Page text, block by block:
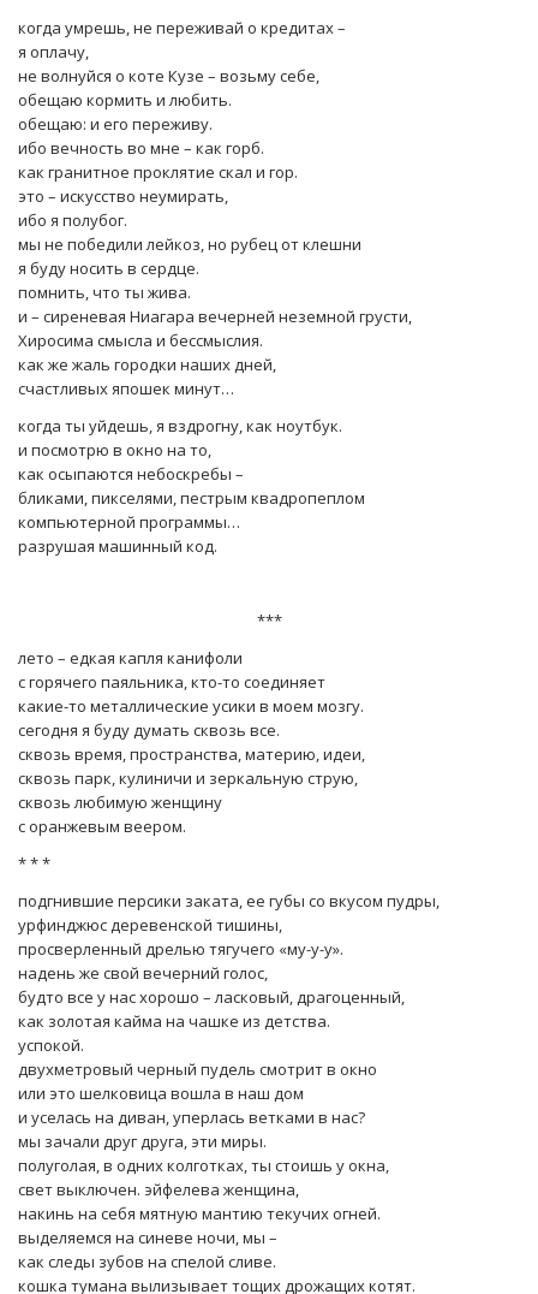
когда умрешь, не переживай о кредитах –
я оплачу,
не волнуйся о коте Кузе – возьму себе,
обещаю кормить и любить.
обещаю: и его переживу.
ибо вечность во мне – как горб.
как гранитное проклятие скал и гор.
это – искусство неумирать,
ибо я полубог.
мы не победили лейкоз, но рубец от клешни
я буду носить в сердце.
помнить, что ты жива.
и – сиреневая Ниагара вечерней неземной грусти,
Хиросима смысла и бессмыслия.
как же жаль городки наших дней,
счастливых япошек минут…
когда ты уйдешь, я вздрогну, как ноутбук.
и посмотрю в окно на то,
как осыпаются небоскребы –
бликами, пикселями, пестрым квадропеплом
компьютерной программы…
разрушая машинный код.
***
лето – едкая капля канифоли
с горячего паяльника, кто-то соединяет
какие-то металлические усики в моем мозгу.
сегодня я буду думать сквозь все.
сквозь время, пространства, материю, идеи,
сквозь парк, кулиничи и зеркальную струю,
сквозь любимую женщину
с оранжевым веером.
* * *
подгнившие персики заката, ее губы со вкусом пудры,
урфинджюс деревенской тишины,
просверленный дрелью тягучего «му-у-у».
надень же свой вечерний голос,
будто все у нас хорошо – ласковый, драгоценный,
как золотая кайма на чашке из детства.
успокой.
двухметровый черный пудель смотрит в окно
или это шелковица вошла в наш дом
и уселась на диван, уперлась ветками в нас?
мы зачали друг друга, эти миры.
полуголая, в одних колготках, ты стоишь у окна,
свет выключен. эйфелева женщина,
накинь на себя мятную мантию текучих огней.
выделяемся на синеве ночи, мы –
как следы зубов на спелой сливе.
кошка тумана вылизывает тощих дрожащих котят.